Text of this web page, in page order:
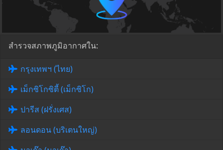
สำรวจสภาพภูมิอากาศใน:
กรุงเทพฯ (ไทย)
เม็กซิโกซิตี้ (เม็กซิโก)
ปารีส (ฝรั่งเศส)
ลอนดอน (บริเตนใหญ่)